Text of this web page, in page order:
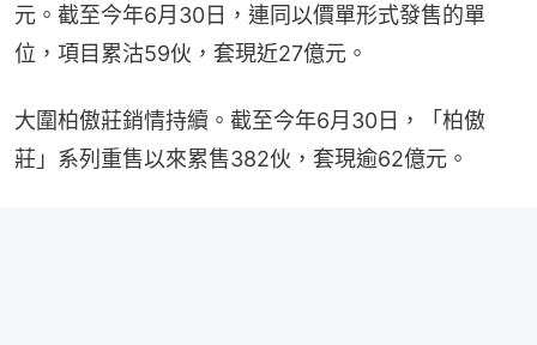
元。截至今年6月30日，連同以價單形式發售的單
位，項目累沽59伙，套現近27億元。
大圍柏傲莊銷情持續。截至今年6月30日，「柏傲
莊」系列重售以來累售382伙，套現逾62億元。